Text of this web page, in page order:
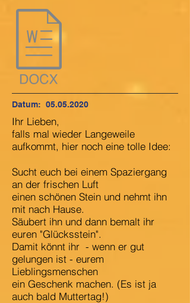
Datum: 05.05.2020
Ihr Lieben,
falls mal wieder Langeweile
aufkommt, hier noch eine tolle Idee:
Sucht euch bei einem Spaziergang
an der frischen Luft
einen schönen Stein und nehmt ihn
mit nach Hause.
Säubert ihn und dann bemalt ihr
euren "Glücksstein".
Damit könnt ihr - wenn er gut
gelungen ist - eurem
Lieblingsmenschen
ein Geschenk machen. (Es ist ja
auch bald Muttertag!)